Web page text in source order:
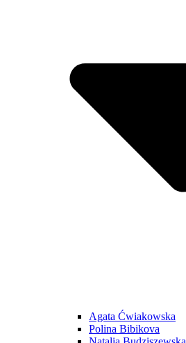
Agata Ćwiakowska
Polina Bibikova